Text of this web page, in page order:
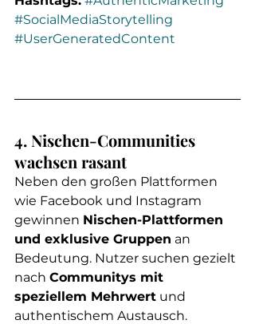
#SocialMediaStorytelling
#UserGeneratedContent
4. Nischen-Communities
wachsen rasant
Neben den großen Plattformen
wie Facebook und Instagram
gewinnen Nischen-Plattformen
und exklusive Gruppen an
Bedeutung. Nutzer suchen gezielt
nach Communitys mit
speziellem Mehrwert und
authentischem Austausch.